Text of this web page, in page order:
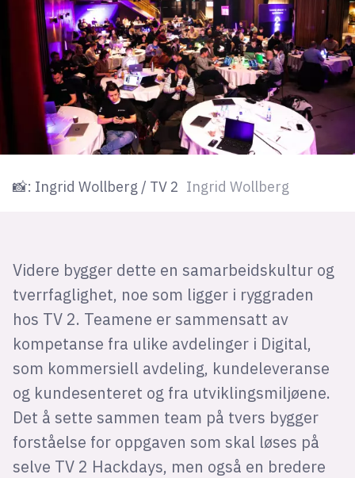
📸: Ingrid Wollberg / TV 2 Ingrid Wollberg
Videre bygger dette en samarbeidskultur og
tverrfaglighet, noe som ligger i ryggraden
hos TV 2. Teamene er sammensatt av
kompetanse fra ulike avdelinger i Digital,
som kommersiell avdeling, kundeleveranse
og kundesenteret og fra utviklingsmiljøene.
Det å sette sammen team på tvers bygger
forståelse for oppgaven som skal løses på
selve TV 2 Hackdays, men også en bredere